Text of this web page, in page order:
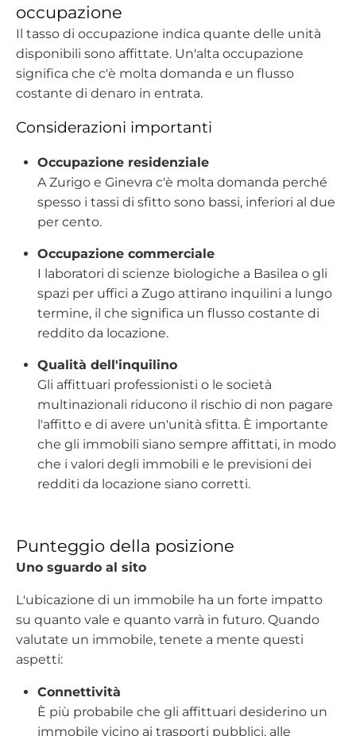
occupazione
Il tasso di occupazione indica quante delle unità
disponibili sono affittate. Un'alta occupazione
significa che c'è molta domanda e un flusso
costante di denaro in entrata.
Considerazioni importanti
Occupazione residenziale
A Zurigo e Ginevra c'è molta domanda perché
spesso i tassi di sfitto sono bassi, inferiori al due
per cento.
Occupazione commerciale
I laboratori di scienze biologiche a Basilea o gli
spazi per uffici a Zugo attirano inquilini a lungo
termine, il che significa un flusso costante di
reddito da locazione.
Qualità dell'inquilino
Gli affittuari professionisti o le società
multinazionali riducono il rischio di non pagare
l'affitto e di avere un'unità sfitta. È importante
che gli immobili siano sempre affittati, in modo
che i valori degli immobili e le previsioni dei
redditi da locazione siano corretti.
Punteggio della posizione
Uno sguardo al sito
L'ubicazione di un immobile ha un forte impatto
su quanto vale e quanto varrà in futuro. Quando
valutate un immobile, tenete a mente questi
aspetti:
Connettività
È più probabile che gli affittuari desiderino un
immobile vicino ai trasporti pubblici, alle